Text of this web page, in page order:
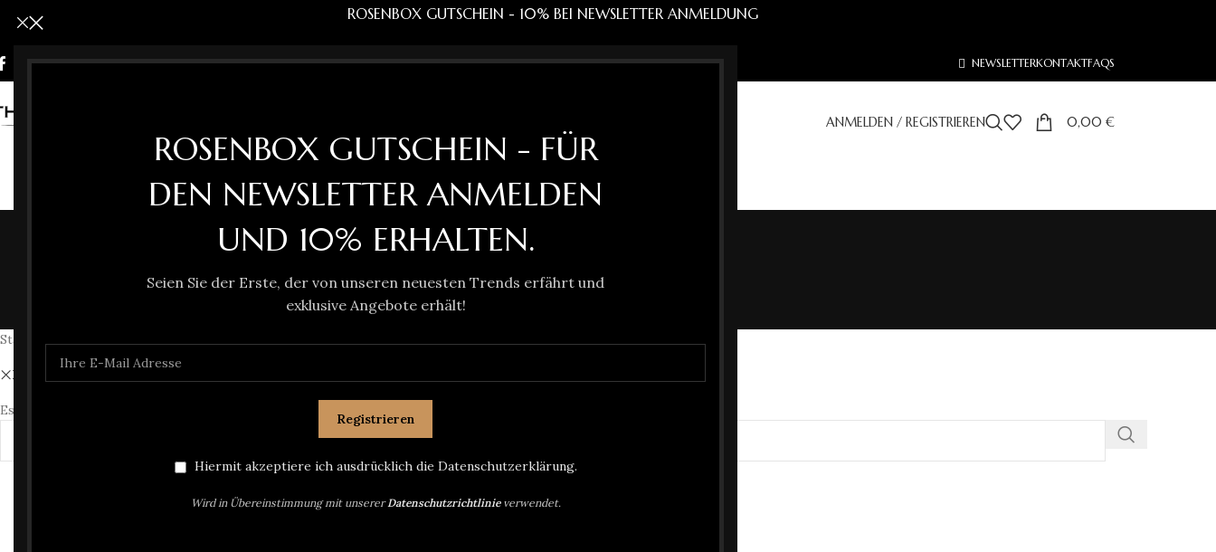
ROSENBOX GUTSCHEIN - FÜR
DEN NEWSLETTER ANMELDEN
UND 10% ERHALTEN.
Seien Sie der Erste, der von unseren neuesten Trends erfährt und
exklusive Angebote erhält!
Hiermit akzeptiere ich ausdrücklich die Datenschutzerklärung.
Wird in Übereinstimmung mit unsererDatenschutzrichtlinieverwendet.
ROSENBOX GUTSCHEIN - 10% BEI NEWSLETTER ANMELDUNG
NEWSLETTERKONTAKTFAQS
ANMELDEN / REGISTRIEREN 0,00 €
Shop
CHAMPAGNER
Startseite
Filter löschen
Es wurden keine Produkte gefunden, die Ihrer Auswahl entsprechen.